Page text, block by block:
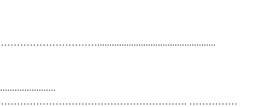
……………